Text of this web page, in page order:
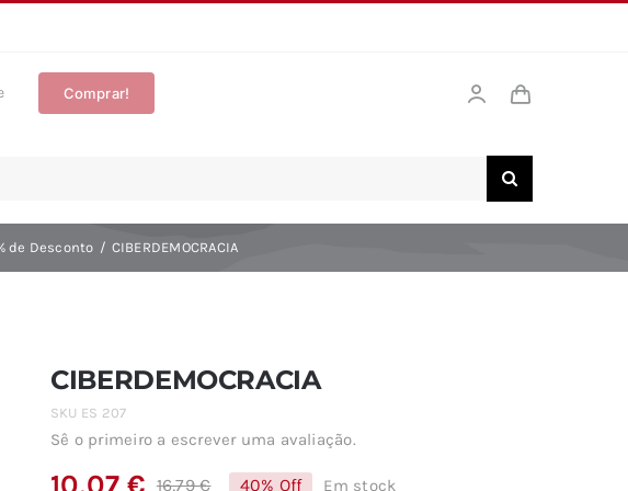
Comprar!
de Desconto CIBERDEMOCRACIA
CIBERDEMOCRACIA
SKU ES 207
Sê o primeiro a escrever uma avaliação.
16,79€ 40% Off Em stock